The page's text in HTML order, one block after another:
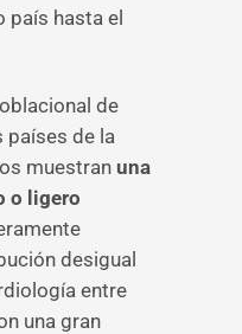
hasta el
de
países de la
muestran una
o ligero
desigual
entre
una gran